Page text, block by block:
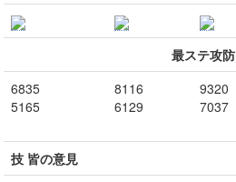
最ステ攻防
6835
5165
8116
6129
9320
7037
技 皆の意見